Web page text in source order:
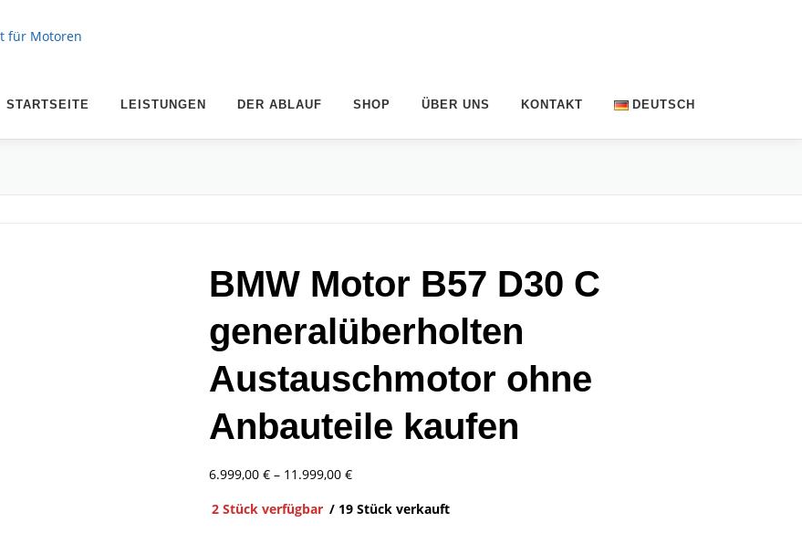
STARTSEITE LEISTUNGEN DER ABLAUF SHOP ÜBER UNS KONTAKT DEUTSCH
BMW Motor B57 D30 C
generalüberholten
Austauschmotor ohne
Anbauteile kaufen
6.999,00€ – 11.999,00€
2 Stück verfügbar / 19 Stück verkauft